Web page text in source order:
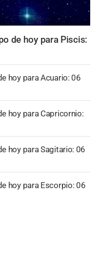
de hoy para Piscis:
hoy para Acuario: 06
hoy para Capricornio:
hoy para Sagitario: 06
hoy para Escorpio: 06